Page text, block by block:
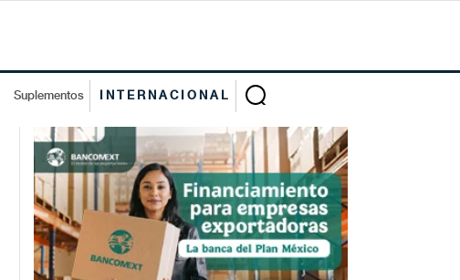
Suplementos INTERNACIONAL